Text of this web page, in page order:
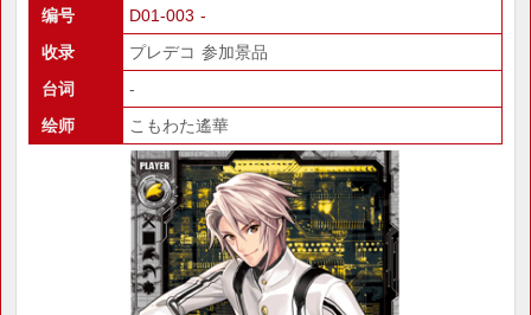
编号
D01-003 -
收录
プレデコ 参加景品
台词
-
绘师
こもわた遙華